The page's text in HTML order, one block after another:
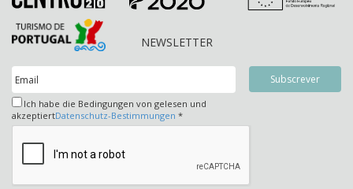
NEWSLETTER
Ich habe die Bedingungen von gelesen und
akzeptiertDatenschutz-Bestimmungen *